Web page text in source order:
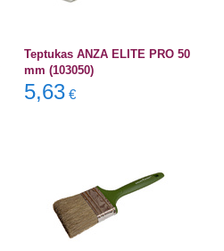
Teptukas ANZA ELITE PRO 50
mm (103050)
5,63 €